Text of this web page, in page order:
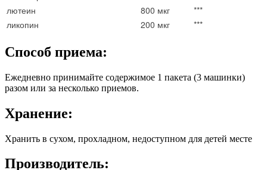
лютеин
800 мкг
***
ликопин
200 мкг ***
Способ приема:
Ежедневно принимайте содержимое 1 пакета (3 машинки)
разом или за несколько приемов.
Хранение:
Хранить в сухом, прохладном, недоступном для детей месте
Производитель: